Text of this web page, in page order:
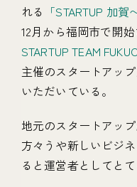
れる 「STARTUP 加
12月から福岡市で開
STARTUP TEAM
主催のスタートアッ
いただいている。
地元のスタートアッ
方々うや新しいビジ
ると運営者としてと